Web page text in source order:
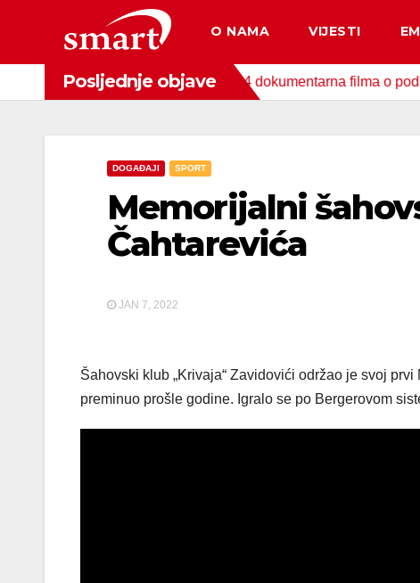
content
O NAMA VIJESTI
Posljednje objave
za zaštitu okoliša snimljena 4 dokumentarna filma o
DOGAĐAJI SPORT
Memorijalni
Čahtarevića
JAN 7, 2022
Šahovski klub „Krivaja“ Zavidovići održao je svoj
preminuo prošle godine. Igralo se po Bergerovom